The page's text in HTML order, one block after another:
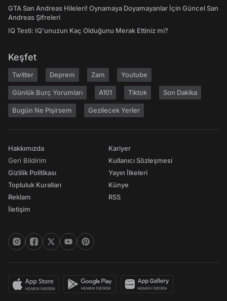
GTA San Andreas Hileleri! Oynamaya Doyamayanlar İçin Güncel San
Andreas Şifreleri
IQ Testi: IQ'unuzun Kaç Olduğunu Merak Ettiniz mi?
Keşfet
Twitter Deprem Zam Youtube
Günlük Burç Yorumları A101 Tiktok Son Dakika
Bugün Ne Pişirsem Gezilecek Yerler
Hakkımızda
Geri Bildirim
Gizlilik Politikası
Topluluk Kuralları
Reklam
İletişim
Kariyer
Kullanıcı Sözleşmesi
Yayın İlkeleri
Künye
RSS